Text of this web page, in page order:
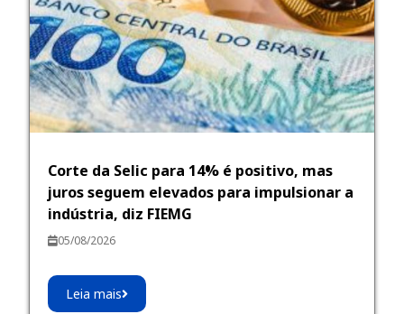
Corte da Selic para 14% é positivo, mas
juros seguem elevados para impulsionar a
indústria, diz FIEMG
05/08/2026
Leia mais